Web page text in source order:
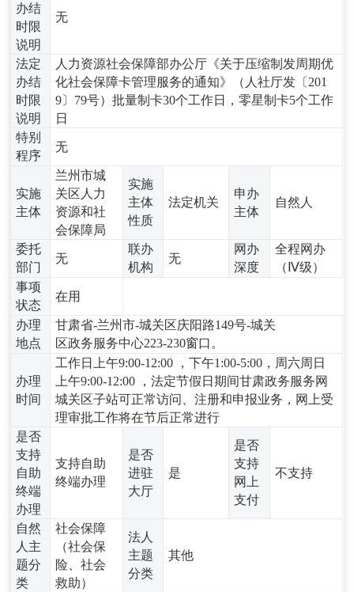
办结
时限
说明
无
法定
办结
时限
说明
人力资源社会保障部办公厅《关于压缩制发周期优
化社会保障卡管理服务的通知》（人社厅发〔201
9〕79号）批量制卡30个工作日，零星制卡5个工作
日
特别
程序
无
实施
主体
兰州市城
关区人力
资源和社
会保障局
实施
主体
性质
法定机关
申办
主体
自然人
委托
部门
无
联办
机构
无
网办
深度
全程网办
（Ⅳ级）
事项
状态
在用
办理
地点
甘肃省-兰州市-城关区庆阳路149号-城关
区政务服务中心223-230窗口。
办理
时间
工作日上午9:00-12:00 ，下午1:00-5:00，周六周日
上午9:00-12:00 ，法定节假日期间甘肃政务服务网
城关区子站可正常访问、注册和申报业务，网上受
理审批工作将在节后正常进行
是否
支持
自助
终端
办理
支持自助
终端办理
是否
进驻
大厅
是
是否
支持
网上
支付
不支持
自然
人主
题分
类
社会保障
（社会保
险、社会
救助）
法人
主题
分类
其他